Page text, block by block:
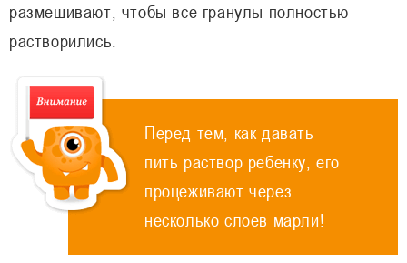
размешивают, чтобы все гранулы полностью
растворились.
Перед тем, как давать
пить раствор ребенку, его
процеживают через
несколько слоев марли!